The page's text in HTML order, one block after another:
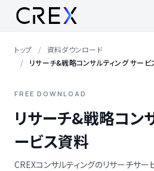
トップ
資料ダウンロード
リサーチ&戦略コンサルティング サービ
FREE DOWNLOAD
リサーチ&戦略コン
ービス資料
CREXコンサルティングのリサーチサー